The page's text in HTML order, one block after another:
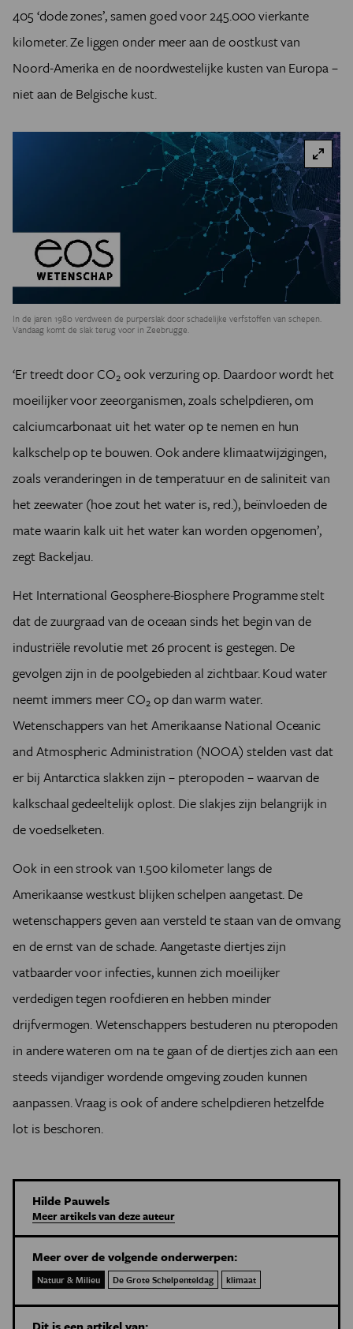
405 ‘dode zones’, samen goed voor 245.000 vierkante
kilometer. Ze liggen onder meer aan de oostkust van
Noord-Amerika en de noordwestelijke kusten van Europa –
niet aan de Belgische kust.
In de jaren 1980 verdween de purperslak door schadelijke verfstoffen van schepen.
Vandaag komt de slak terug voor in Zeebrugge.
‘Er treedt door CO2ook verzuring op. Daardoor wordt het
moeilijker voor zeeorganismen, zoals schelpdieren, om
calciumcarbonaat uit het water op te nemen en hun
kalkschelp op te bouwen. Ook andere klimaatwijzigingen,
zoals veranderingen in de temperatuur en de saliniteit van
het zeewater (hoe zout het water is, red.), beïnvloeden de
mate waarin kalk uit het water kan worden opgenomen’,
zegt Backeljau.
Het International Geosphere-Biosphere Programme stelt
dat de zuurgraad van de oceaan sinds het begin van de
industriële revolutie met 26 procent is gestegen. De
gevolgen zijn in de poolgebieden al zichtbaar. Koud water
neemt immers meer CO2op dan warm water.
Wetenschappers van het Amerikaanse National Oceanic
and Atmospheric Administration (NOOA) stelden vast dat
er bij Antarctica slakken zijn – pteropoden – waarvan de
kalkschaal gedeeltelijk oplost. Die slakjes zijn belangrijk in
de voedselketen.
Ook in een strook van 1.500 kilometer langs de
Amerikaanse westkust blijken schelpen aangetast. De
wetenschappers geven aan versteld te staan van de omvang
en de ernst van de schade. Aangetaste diertjes zijn
vatbaarder voor infecties, kunnen zich moeilijker
verdedigen tegen roofdieren en hebben minder
drijfvermogen. Wetenschappers bestuderen nu pteropoden
in andere wateren om na te gaan of de diertjes zich aan een
steeds vijandiger wordende omgeving zouden kunnen
aanpassen. Vraag is ook of andere schelpdieren hetzelfde
lot is beschoren.
Hilde Pauwels
Meer artikels van deze auteur
Meer over de volgende onderwerpen:
Natuur & Milieu De Grote Schelpenteldag klimaat